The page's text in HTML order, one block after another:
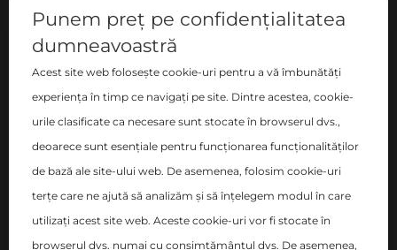
Despre noi
Blog
Contact
COMPANIE
S.C. ZEN DECO HOME S.R.L.
București, Sector 2 , Blvd-ul Basarabia nr. 200, bl. B,
sc. C, et. 6, ap. 106
Nr. Registrul Comerțului: J40/14348/2017
Punem preț pe confidențialitatea
dumneavoastră
Acest site web folosește cookie-uri pentru a vă îmbunătăți
experiența în timp ce navigați pe site. Dintre acestea, cookie-
urile clasificate ca necesare sunt stocate în browserul dvs.,
deoarece sunt esențiale pentru funcționarea funcționalităților
de bază ale site-ului web. De asemenea, folosim cookie-uri
terțe care ne ajută să analizăm și să înțelegem modul în care
utilizați acest site web. Aceste cookie-uri vor fi stocate în
browserul dvs. numai cu consimțământul dvs. De asemenea,